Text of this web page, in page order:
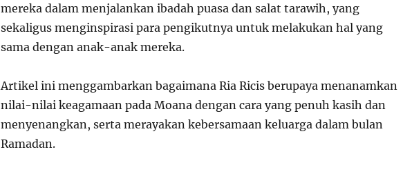
mereka dalam menjalankan ibadah puasa dan salat tarawih, yang
sekaligus menginspirasi para pengikutnya untuk melakukan hal yang
sama dengan anak-anak mereka.
Artikel ini menggambarkan bagaimana Ria Ricis berupaya menanamkan
nilai-nilai keagamaan pada Moana dengan cara yang penuh kasih dan
menyenangkan, serta merayakan kebersamaan keluarga dalam bulan
Ramadan.